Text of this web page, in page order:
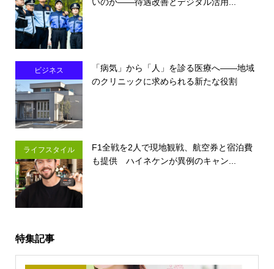
いのか――待遇改善とデジタル活用...
ビジネス
「病気」から「人」を診る医療へ――地域
のクリニックに求められる新たな役割
ライフスタイル
F1全戦を2人で現地観戦、航空券と宿泊費
も提供 ハイネケンが異例のキャン...
特集記事